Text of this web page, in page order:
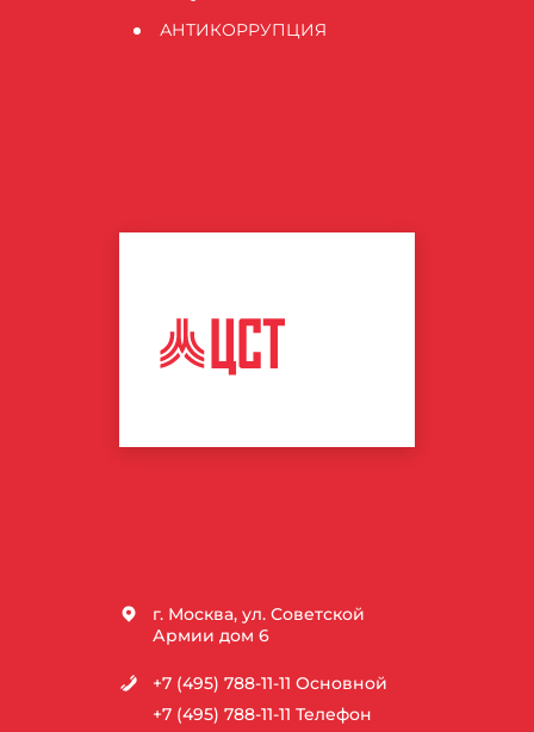
АНТИКОРРУПЦИЯ
ЦЕНТР
г. Москва, ул. Советской
Армии дом 6
+7 (495) 788-11-11 Основной
+7 (495) 788-11-11 Телефон